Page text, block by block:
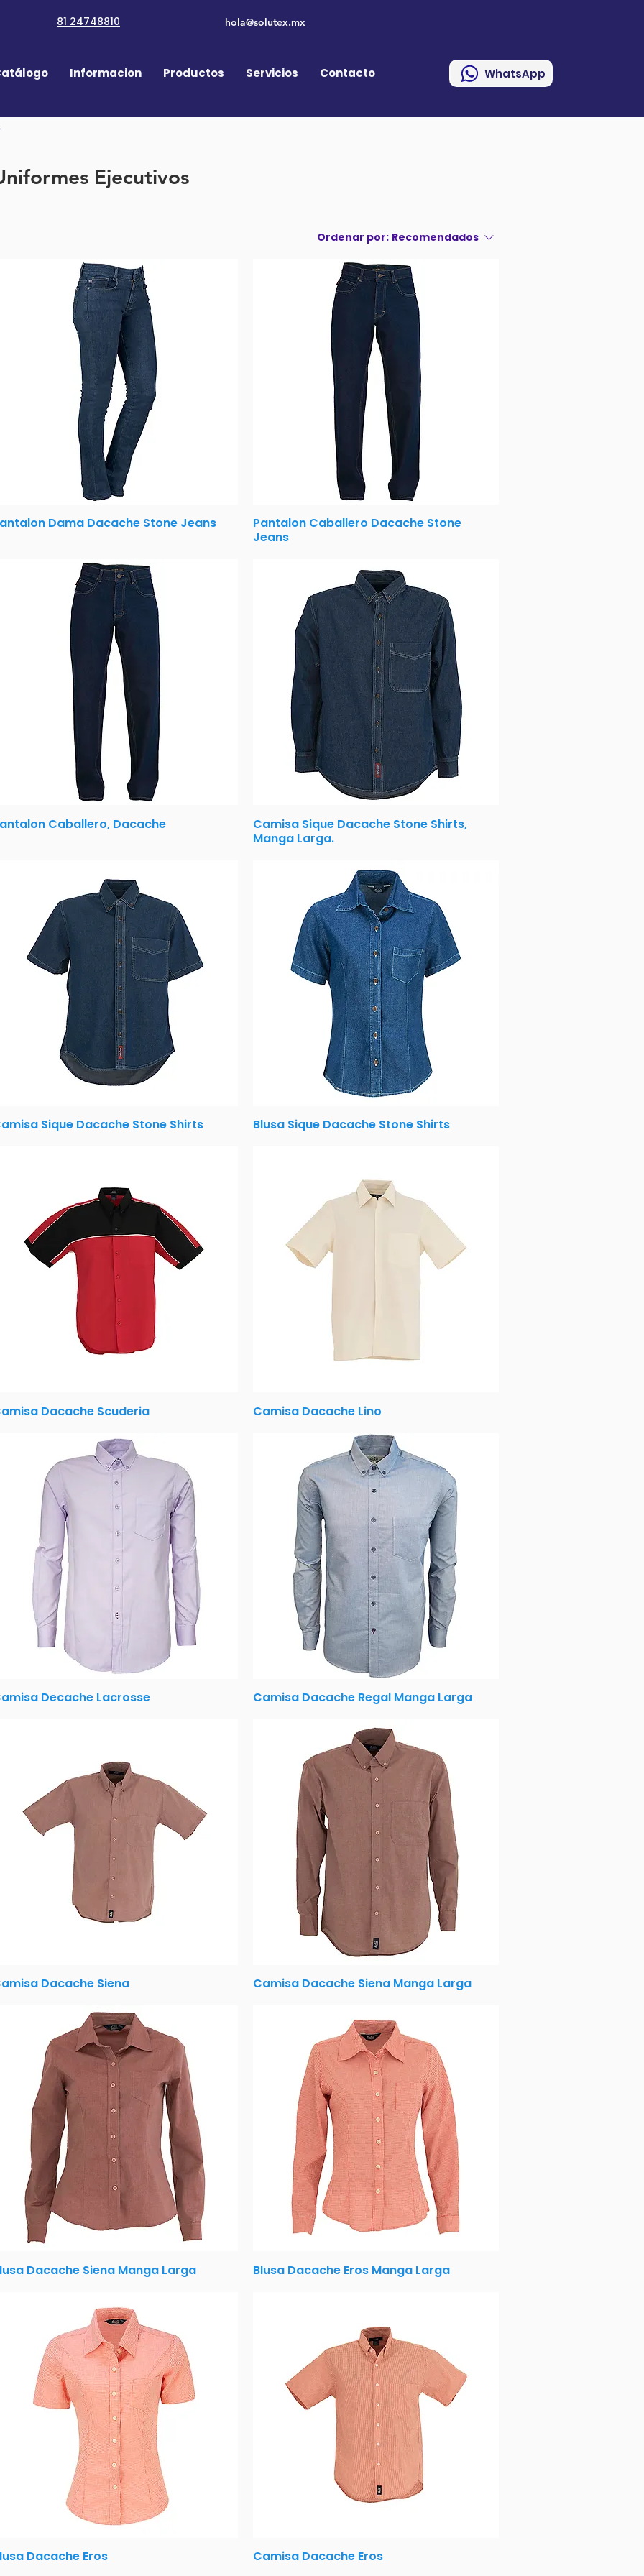
81 24748810 hola@solutex.mx
Informacion Productos Servicios Contacto WhatsApp
Ejecutivos
Ordenar por: Recomendados
Dama Dacache Stone Jeans
Pantalon Caballero Dacache Stone
Jeans
Caballero, Dacache
Camisa Sique Dacache Stone Shirts,
Manga Larga.
Sique Dacache Stone Shirts Blusa Sique Dacache Stone Shirts
Dacache Scuderia Camisa Dacache Lino
Decache Lacrosse Camisa Dacache Regal Manga Larga
Dacache Siena Camisa Dacache Siena Manga Larga
Dacache Siena Manga Larga Blusa Dacache Eros Manga Larga
Dacache Eros Camisa Dacache Eros